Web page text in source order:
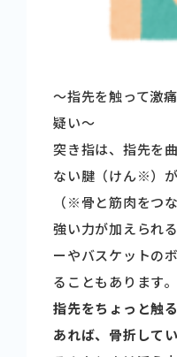
～指先を触って激
疑い～
突き指は、指先を
ない腱（けん※）が
（※骨と筋肉をつ
強い力が加えられ
ーやバスケットの
ることもあります。
指先をちょっと触
あれば、骨折して